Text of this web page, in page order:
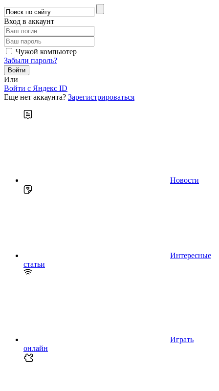
Вход в аккаунт
Чужой компьютер
Забыли пароль?
Или
Войти c Яндекс ID
Еще нет аккаунта? Зарегистрироваться
Новости
Интересные
статьи
Играть
онлайн